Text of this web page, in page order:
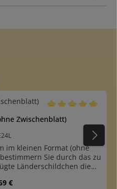
Durchschnittliche
Zwischenblatt)
im kleinen Format (ohne
Sie durch das zu
Länderschildchen die
Cent bis 2 Euro und je ein
Preis:
€